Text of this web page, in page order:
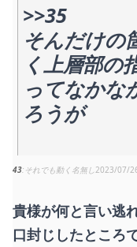
>>35
そんだけの
く上層部の
ってなかな
ろうが
43 それでも動く名無し 2023/07/
貴様が何と言い逃
口封じしたところ